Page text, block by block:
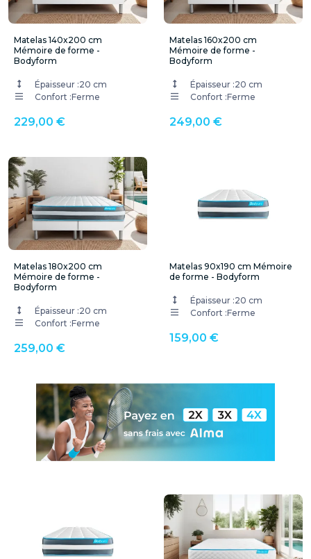
Matelas 140x200 cm
Mémoire de forme -
Bodyform
Épaisseur :20 cm
Confort :Ferme
229,00 €
Matelas 160x200 cm
Mémoire de forme -
Bodyform
Épaisseur :20 cm
Confort :Ferme
249,00 €
Matelas 180x200 cm
Mémoire de forme -
Bodyform
Épaisseur :20 cm
Confort :Ferme
259,00 €
Matelas 90x190 cm Mémoire
de forme - Bodyform
Épaisseur :20 cm
Confort :Ferme
159,00 €